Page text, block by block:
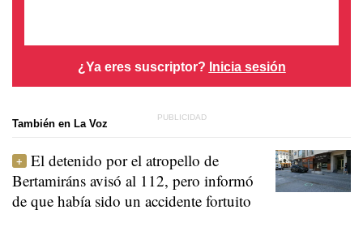
¿Ya eres suscriptor? Inicia sesión
También en La Voz
El detenido por el atropello de
Bertamiráns avisó al 112, pero informó
de que había sido un accidente fortuito